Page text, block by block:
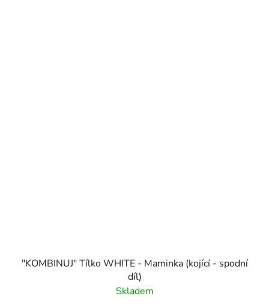
"KOMBINUJ" Tílko WHITE - Maminka (kojící - spodní
díl)
Skladem